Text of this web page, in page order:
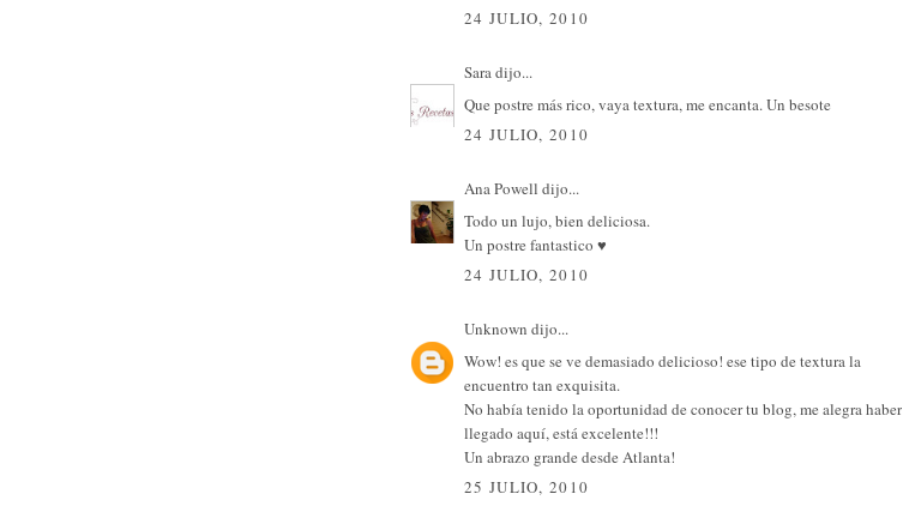
24 JULIO, 2010
Saradijo...
Que postre más rico, vaya textura, me encanta. Un besote
24 JULIO, 2010
Ana Powell dijo...
Todo un lujo, bien deliciosa.
Un postre fantastico ♥
24 JULIO, 2010
Unknown dijo...
Wow! es que se ve demasiado delicioso! ese tipo de textura la
encuentro tan exquisita.
No había tenido la oportunidad de conocer tu blog, me alegra haber
llegado aquí, está excelente!!!
Un abrazo grande desde Atlanta!
25 JULIO, 2010